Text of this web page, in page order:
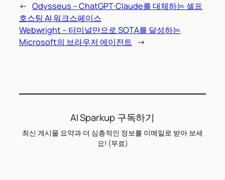
← Odysseus – ChatGPT·Claude를 대체하는 셀프
호스팅 AI 워크스페이스
Webwright – 터미널만으로 SOTA를 달성하는
Microsoft의 브라우저 에이전트 →
AI Sparkup 구독하기
최신 게시물 요약과 더 심층적인 정보를 이메일로 받아 보세
요! (무료)